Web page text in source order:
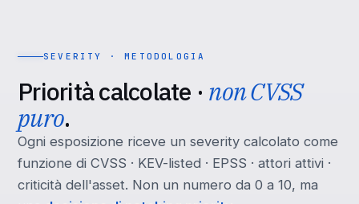
SEVERITY · METODOLOGIA
Priorità calcolate · non CVSS
puro.
Ogni esposizione riceve un severity calcolato come
funzione di CVSS · KEV-listed · EPSS · attori attivi ·
criticità dell'asset. Non un numero da 0 a 10, ma